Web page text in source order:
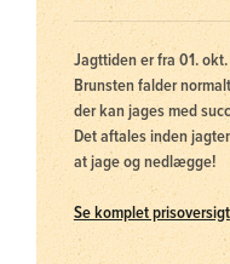
Jagttiden er fra 01.
Brunsten falder
der kan jages med
Det aftales inden
at jage og nedlægge!
Se komplet prisoversigt